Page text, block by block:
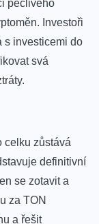
​pečlivého
Investoři
s investicemi do
svá
celku zůstává
⁣definitivní
se zotavit a
za TON⁢
a řešit